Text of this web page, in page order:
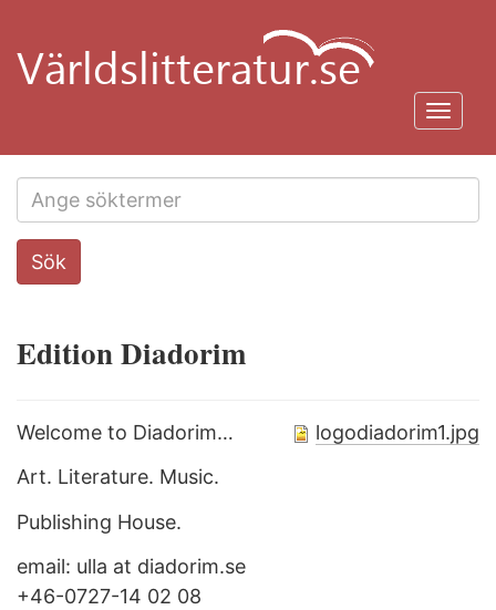
huvudinnehåll
Search
this
Sök
Edition Diadorim
logodiadorim1.jpg
Welcome to Diadorim…
Art. Literature. Music.
Publishing House.
email: ulla at diadorim.se
+46-0727-14 02 08